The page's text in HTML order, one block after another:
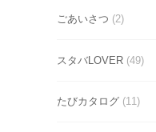
ごあいさつ (2)
スタバLOVER (49)
たびカタログ (11)